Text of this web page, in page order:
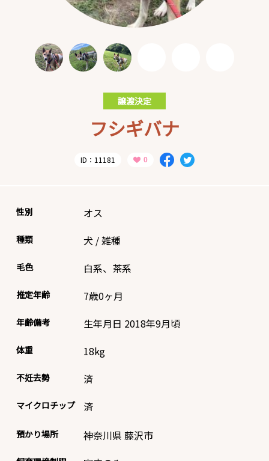
譲渡決定
フシギバナ
ID：11181
性別 オス
種類 犬 /雑種
毛色 白系、茶系
推定年齢 7歳0ヶ月
年齢備考 生年月日 2018年9月頃
体重 18kg
不妊去勢 済
マイクロチップ 済
預かり場所 神奈川県 藤沢市